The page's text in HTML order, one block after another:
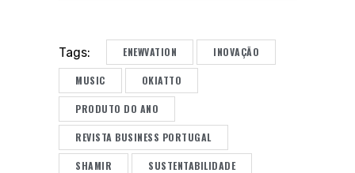
Tags: ENEWVATION INOVAÇÃO
MUSIC OKIATTO
PRODUTO DO ANO
REVISTA BUSINESS PORTUGAL
SHAMIR SUSTENTABILIDADE